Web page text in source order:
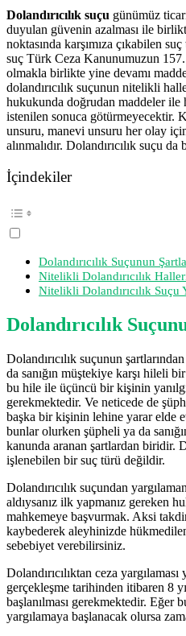
Dolandırıcılık suçu günümüz
duyulan güvenin azalması ile
noktasında karşımıza çıkabilen
suç Türk Ceza Kanunumuzun
olmakla birlikte yine devamı
dolandırıcılık suçunun nitelikli
hukukunda doğrudan maddeler ile
istenilen sonuca götürmeyecektir.
unsuru, manevi unsuru her olay
alınmalıdır. Dolandırıcılık suçu
İçindekiler
Dolandırıcılık Suçunun
Nitelikli Dolandırıcılık
Nitelikli Dolandırıcılık Suçu
Dolandırıcılık
Dolandırıcılık suçunun
da sanığın müştekiye karşı hileli
bu hile ile üçüncü bir kişinin
gerekmektedir. Ve neticede de
başka bir kişinin lehine yarar elde
bunlar olurken şüpheli ya da
kanunda aranan şartlardan biridir.
işlenebilen bir suç türü değildir.
Dolandırıcılık suçundan
aldıysanız ilk yapmanız gereken
mahkemeye başvurmak. Aksi
kaybederek aleyhinizde
sebebiyet verebilirsiniz.
Dolandırıcılıktan ceza
gerçekleşme tarihinden itibaren 8
başlanılması gerekmektedir. Eğer
yargılamaya başlanacak olursa